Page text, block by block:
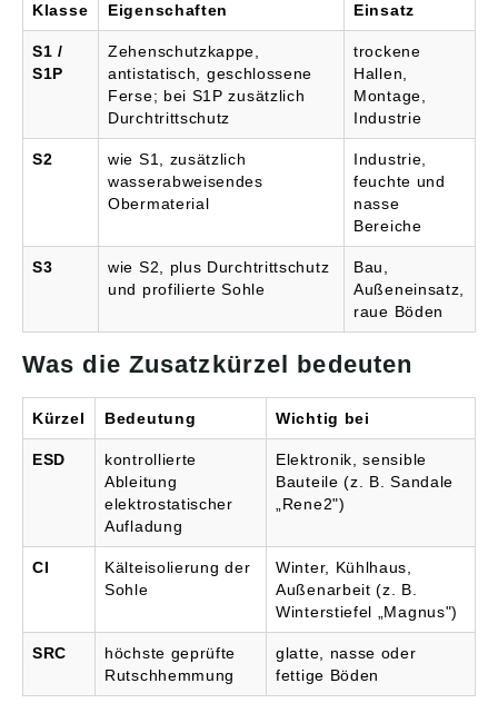
Klasse Eigenschaften Einsatz
S1 /
S1P
Zehenschutzkappe,
antistatisch, geschlossene
Ferse; bei S1P zusätzlich
Durchtrittschutz
trockene
Hallen,
Montage,
Industrie
S2
wie S1, zusätzlich
wasserabweisendes
Obermaterial
Industrie,
feuchte und
nasse
Bereiche
S3
wie S2, plus Durchtrittschutz
und profilierte Sohle
Bau,
Außeneinsatz,
raue Böden
Was die Zusatzkürzel bedeuten
Kürzel Bedeutung Wichtig bei
ESD
kontrollierte
Ableitung
elektrostatischer
Aufladung
Elektronik, sensible
Bauteile (z. B. Sandale
„Rene2")
CI
Kälteisolierung der
Sohle
Winter, Kühlhaus,
Außenarbeit (z. B.
Winterstiefel „Magnus")
SRC
höchste geprüfte
Rutschhemmung
glatte, nasse oder
fettige Böden